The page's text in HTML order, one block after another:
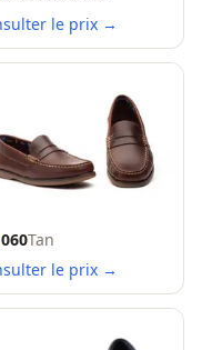
le prix →
Tan
le prix →